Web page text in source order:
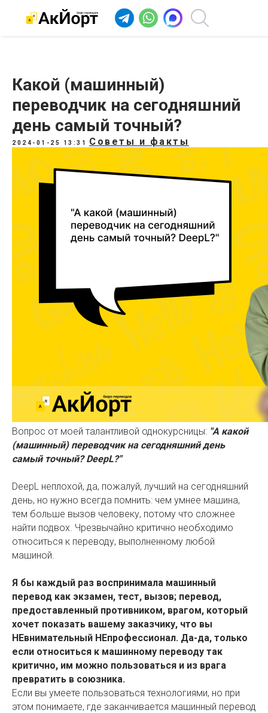
Какой (машинный)
переводчик на сегодняшний
день самый точный?
2024-01-25 13:31 Советы и факты
Вопрос от моей талантливой однокурсницы: "А какой
(машинный) переводчик на сегодняшний день
самый точный? DeepL?"
DeepL неплохой, да, пожалуй, лучший на сегодняшний
день, но нужно всегда помнить: чем умнее машина,
тем больше вызов человеку, потому что сложнее
найти подвох. Чрезвычайно критично необходимо
относиться к переводу, выполненному любой
машиной.
Я бы каждый раз воспринимала машинный
перевод как экзамен, тест, вызов; перевод,
предоставленный противником, врагом, который
хочет показать вашему заказчику, что вы
НЕвнимательный НЕпрофессионал. Да-да, только
если относиться к машинному переводу так
критично, им можно пользоваться и из врага
превратить в союзника.
Если вы умеете пользоваться технологиями, но при
этом понимаете, где заканчивается машинный перевод